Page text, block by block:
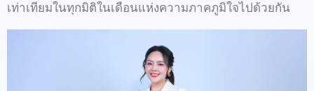
เท่าเทียมในทุกมิติในเดือนแห่งความภาคภูมิใจไปด้วยกัน